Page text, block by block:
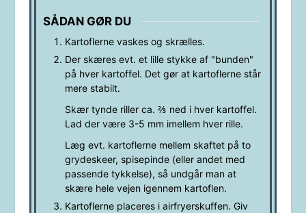
SÅDAN GØR DU
Kartoflerne vaskes og skrælles.
Der skæres evt. et lille stykke af "bunden"
på hver kartoffel. Det gør at kartoflerne står
mere stabilt.
Skær tynde riller ca. ⅔ ned i hver kartoffel.
Lad der være 3-5 mm imellem hver rille.
Læg evt. kartoflerne mellem skaftet på to
grydeskeer, spisepinde (eller andet med
passende tykkelse), så undgår man at
skære hele vejen igennem kartoflen.
Kartoflerne placeres i airfryerskuffen. Giv